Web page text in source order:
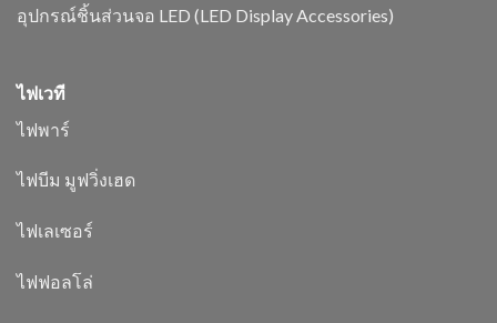
อุปกรณ์ชิ้นส่วนจอ LED (LED Display Accessories)
ไฟเวที
ไฟพาร์
ไฟบีม มูฟวิ่งเฮด
ไฟเลเซอร์
ไฟฟอลโล่